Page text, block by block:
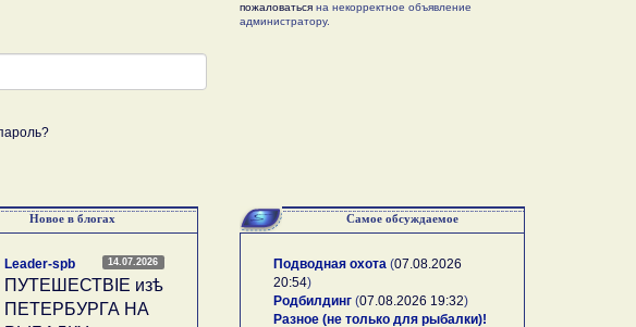
пожаловатьсяна некорректное объявление
администратору.
Новое в блогах
14.07.2026
Leader-spb
ПУТЕШЕСТВIE изѣ
ПЕТЕРБУРГА НА
Самое обсуждаемое
Подводная охота(07.08.2026
20:54)
Родбилдинг(07.08.2026 19:32)
Разное (не только для рыбалки)!